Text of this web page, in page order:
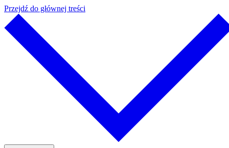
Przejdź do głównej treści